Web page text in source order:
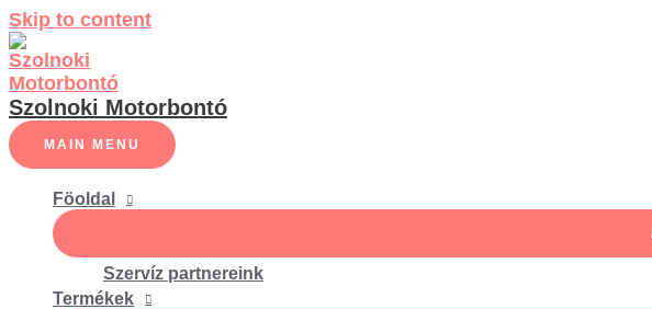
Skip to content
Szolnoki Motorbontó
MAIN MENU
Föoldal
Szervíz partnereink
Termékek